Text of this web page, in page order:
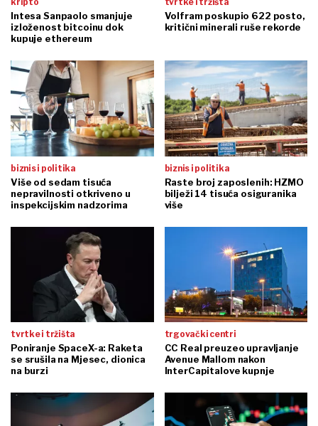
Intesa Sanpaolo smanjuje
izloženost bitcoinu dok
kupuje ethereum
Volfram poskupio 622 posto,
kritični minerali ruše rekorde
biznis i politika
Više od sedam tisuća
nepravilnosti otkriveno u
inspekcijskim nadzorima
biznis i politika
Raste broj zaposlenih: HZMO
bilježi 14 tisuća osiguranika
više
tvrtke i tržišta
Poniranje SpaceX-a: Raketa
se srušila na Mjesec, dionica
na burzi
trgovački centri
CC Real preuzeo upravljanje
Avenue Mallom nakon
InterCapitalove kupnje